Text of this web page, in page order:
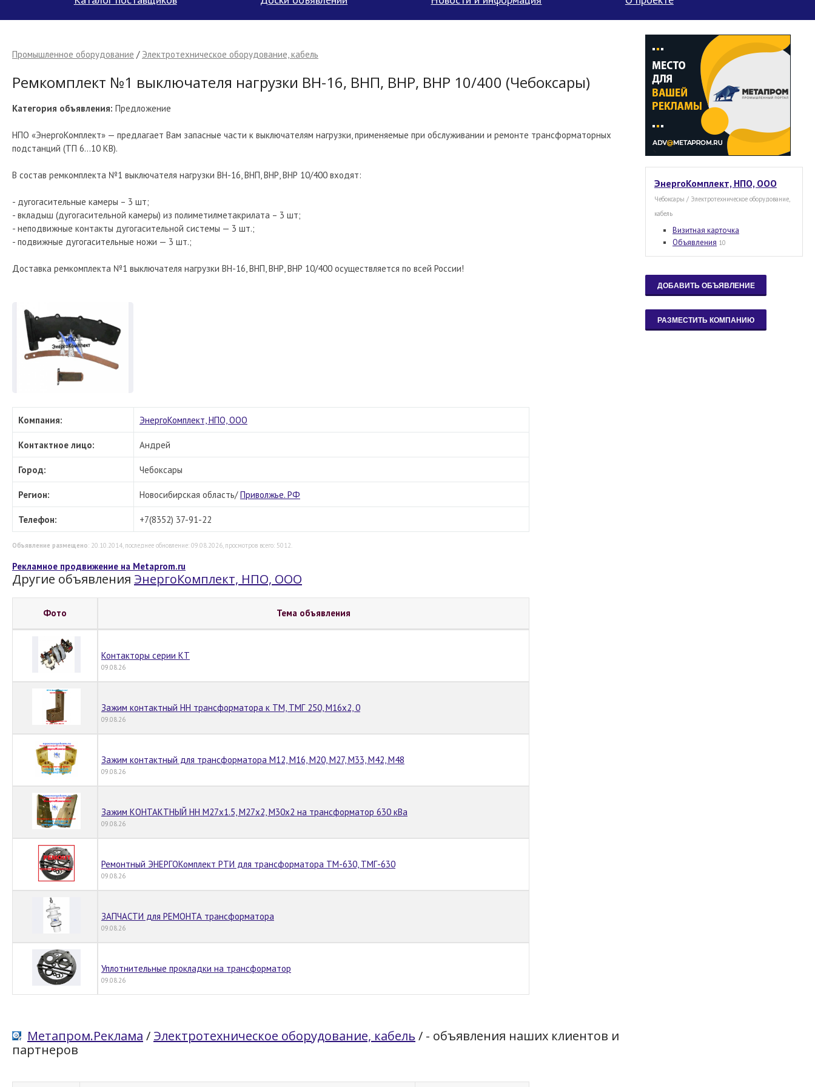
Промышленное оборудование / Электротехническое оборудование, кабель
Ремкомплект №1 выключателя нагрузки ВН-16, ВНП, ВНР, ВНР 10/400 (Чебоксары)
Категория объявления: Предложение
НПО «ЭнергоКомплект» — предлагает Вам запасные части к выключателям нагрузки, применяемые при обслуживании и ремонте трансформаторных
подстанций (ТП 6…10 КВ).
В состав ремкомплекта №1 выключателя нагрузки ВН-16, ВНП, ВНР, ВНР 10/400 входят:
- дугогасительные камеры – 3 шт;
- вкладыш (дугогасительной камеры) из полиметилметакрилата – 3 шт;
- неподвижные контакты дугогасительной системы — 3 шт.;
- подвижные дугогасительные ножи — 3 шт.;
Доставка ремкомплекта №1 выключателя нагрузки ВН-16, ВНП, ВНР, ВНР 10/400 осуществляется по всей России!
Компания: ЭнергоКомплект, НПО, ООО
Контактное лицо: Андрей
Город: Чебоксары
Регион: Новосибирская область/Приволжье. РФ
Телефон: +7(8352) 37-91-22
Объявление размещено: 20.10.2014, последнее обновление: 09.08.2026, просмотров всего: 5012.
Рекламное продвижение на Metaprom.ru
Другие объявления ЭнергоКомплект, НПО, ООО
Фото Тема объявления
Контакторы серии КТ
09.08.26
Зажим контактный НН трансформатора к ТМ, ТМГ 250, М16х2, 0
09.08.26
Зажим контактный для трансформатора М12, М16, М20, М27, М33, М42, М48
09.08.26
Зажим КОНТАКТНЫЙ НН М27х1.5, М27х2, М30х2 на трансформатор 630 кВа
09.08.26
Ремонтный ЭНЕРГОКомплект РТИ для трансформатора ТМ-630, ТМГ-630
09.08.26
ЗАПЧАСТИ для РЕМОНТА трансформатора
09.08.26
Уплотнительные прокладки на трансформатор
09.08.26
Метапром.Реклама / Электротехническое оборудование, кабель / - объявления наших клиентов и
партнеров
ЭнергоКомплект, НПО, ООО
Чебоксары / Электротехническое оборудование,
кабель
Визитная карточка
Объявления 10